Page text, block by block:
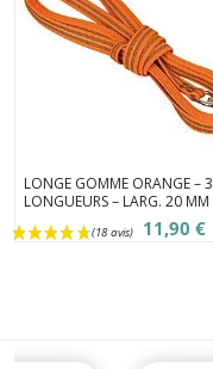
LONGE GOMME ORANGE – 3
LONGUEURS – LARG. 20 MM
11,90 €